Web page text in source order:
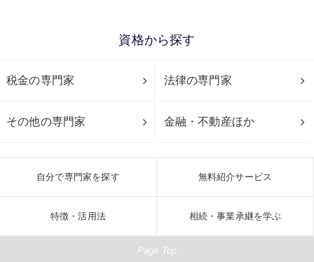
資格から探す
税金の専門家 法律の専門家
その他の専門家 金融・不動産ほか
自分で専門家を探す 無料紹介サービス
特徴・活用法 相続・事業承継を学ぶ
Page Top